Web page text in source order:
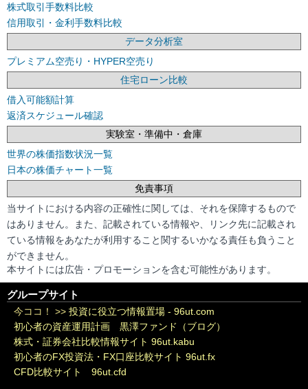
株式取引手数料比較
信用取引・金利手数料比較
データ分析室
プレミアム空売り・HYPER空売り
住宅ローン比較
借入可能額計算
返済スケジュール確認
実験室・準備中・倉庫
世界の株価指数状況一覧
日本の株価チャート一覧
免責事項
当サイトにおける内容の正確性に関しては、それを保障するもので
はありません。また、記載されている情報や、リンク先に記載され
ている情報をあなたが利用すること関するいかなる責任も負うこと
ができません。
本サイトには広告・プロモーションを含む可能性があります。
グループサイト
今ココ！ >> 投資に役立つ情報置場 - 96ut.com
初心者の資産運用計画 黒澤ファンド（ブログ）
株式・証券会社比較情報サイト 96ut.kabu
初心者のFX投資法・FX口座比較サイト 96ut.fx
CFD比較サイト 96ut.cfd